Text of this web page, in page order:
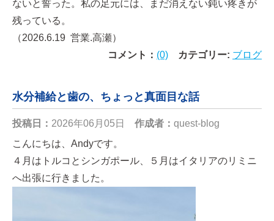
ないと誓った。私の足元には、まだ消えない鈍い疼きが
残っている。
（2026.6.19 営業.高瀬）
コメント： (0) カテゴリー: ブログ
水分補給と歯の、ちょっと真面目な話
投稿日： 2026年06月05日 作成者： quest-blog
こんにちは、Andyです。
４月はトルコとシンガポール、５月はイタリアのリミニ
へ出張に行きました。